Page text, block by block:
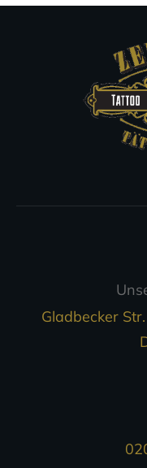
Gladbecker